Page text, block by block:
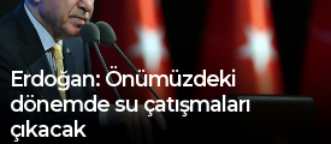
Erdoğan: Önümüzdeki
dönemde su çatışmaları
çıkacak